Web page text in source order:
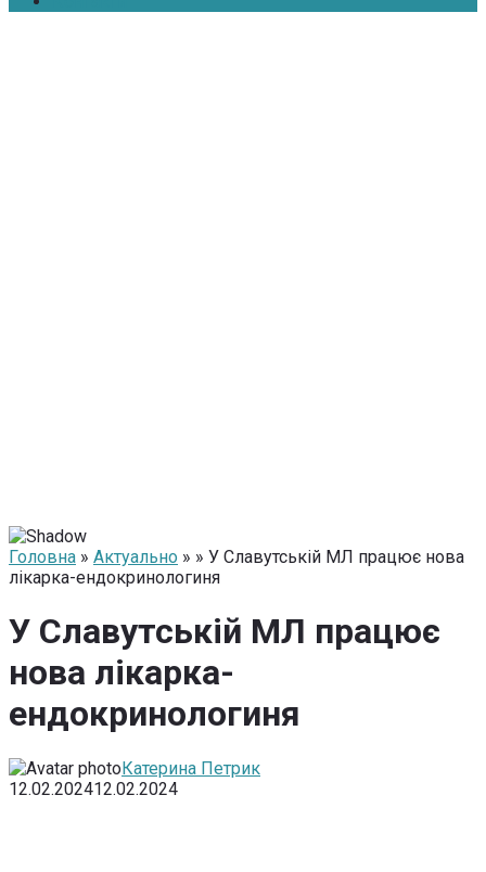
Головна » Актуально » » У Славутській МЛ працює нова
лікарка-ендокринологиня
У Славутській МЛ працює
нова лікарка-
ендокринологиня
Катерина Петрик
12.02.202412.02.2024